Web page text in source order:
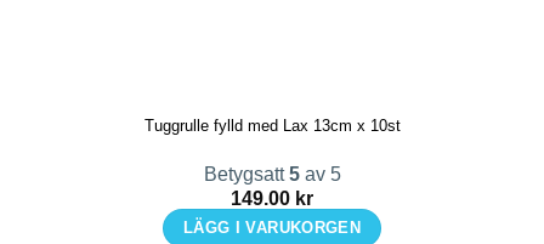
Tuggrulle fylld med Lax 13cm x 10st
Betygsatt5av 5
149.00 kr
LÄGG I VARUKORGEN